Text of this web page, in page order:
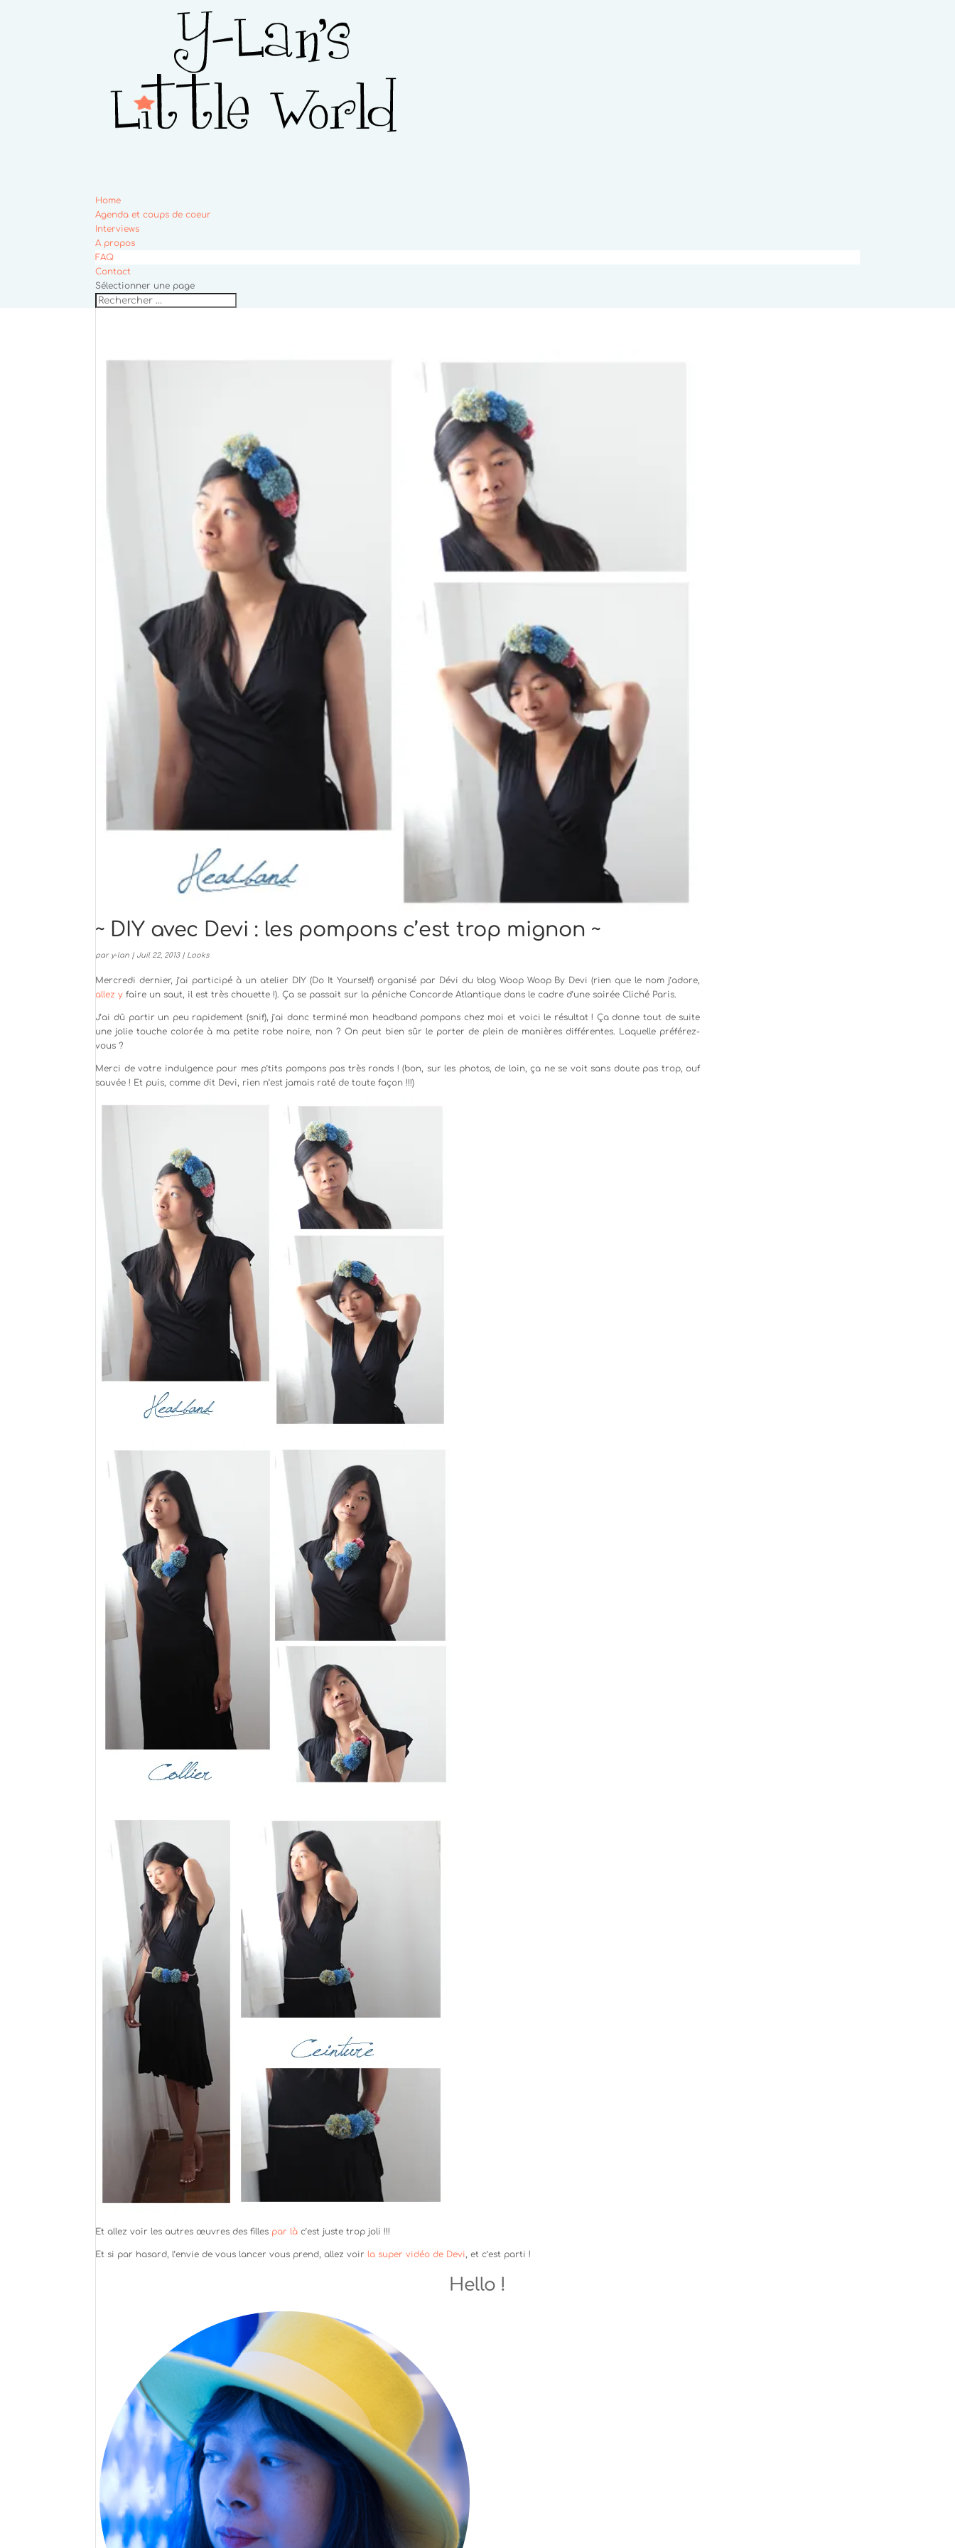
Home
Agenda et coups de coeur
Interviews
A propos
FAQ
Contact
Sélectionner une page
~ DIY avec Devi : les pompons c’est trop mignon ~
par y-lan | Juil 22, 2013| Looks
Mercredi dernier, j’ai participé à un atelier DIY (Do It Yourself) organisé par Dévi du blog Woop Woop By Devi (rien que le nom j’adore,
allez y faire un saut, il est très chouette !). Ça se passait sur la péniche Concorde Atlantique dans le cadre d’une soirée Cliché Paris.
J’ai dû partir un peu rapidement (snif), j’ai donc terminé mon headband pompons chez moi et voici le résultat ! Ça donne tout de suite
une jolie touche colorée à ma petite robe noire, non ? On peut bien sûr le porter de plein de manières différentes. Laquelle préférez-
vous ?
Merci de votre indulgence pour mes p’tits pompons pas très ronds ! (bon, sur les photos, de loin, ça ne se voit sans doute pas trop, ouf
sauvée ! Et puis, comme dit Devi, rien n’est jamais raté de toute façon !!!)
Et allez voir les autres œuvres des filles par là c’est juste trop joli !!!
Et si par hasard, l’envie de vous lancer vous prend, allez voir la super vidéo de Devi, et c’est parti !
Hello !